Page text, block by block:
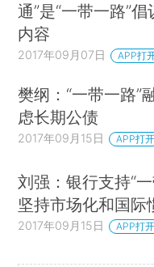
通”是“一带一路”
内容
2017年09月07日 APP打
樊纲：“一带一路”
虑长期公债
2017年09月15日 APP打开
刘强：银行支持“
坚持市场化和国际
2017年09月15日 APP打开